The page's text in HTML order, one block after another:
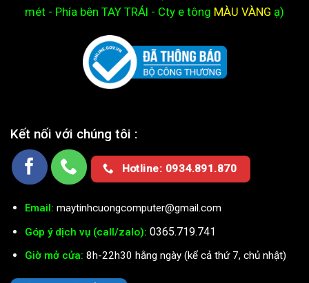
mét - Phía bên TAY TRÁI - Cty e tông MÀU VÀNG ạ)
Kết nối với chúng tôi :
Hotline: 0934.891.870
Email: maytinhcuongcomputer@gmail.com
Góp ý dịch vụ (call/zalo): 0365.719.741
Giờ mở cửa: 8h-22h30 hằng ngày (kể cả thứ 7, chủ nhật)